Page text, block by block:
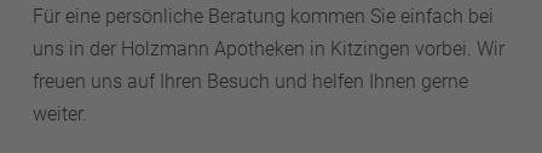
Für eine persönliche Beratung kommen Sie einfach bei
uns in der Holzmann Apotheken in Kitzingen vorbei. Wir
freuen uns auf Ihren Besuch und helfen Ihnen gerne
weiter.